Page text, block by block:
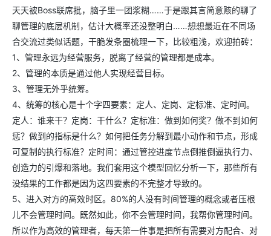
天天被Boss联席批，脑子里一团浆糊……于是跟其言简意赅的聊了
聊管理的底层机制，估计大概率还没整明白……想想最近在不同场
合交流过类似话题，干脆发条圈梳理一下，比较粗浅，欢迎拍砖：
1、管理永远为经营服务，脱离了经营的管理都是成本。
2、管理的本质是通过他人实现经营目标。
3、管理无外乎统筹。
4、统筹的核心是十个字四要素：定人、定岗、定标准、定时间。
定人：谁来干？定岗：干什么？定标准：做到如何奖？做不到如何
惩？做到的指标是什么？如何把任务分解到最小动作和节点，形成
可复制的执行标准？定时间：通过管控进度节点倒推倒逼执行力、
创造力的引爆和落地。我们套用这个模型回忆分析一下，那些所有
没结果的工作都是因为这四要素的不完整才导致的。
5、进入对方的高效时区。80%的人没有时间管理的概念或者压根
儿不会管理时间。既然如此，你不会管理时间，我帮你管理时间。
所以作为高效的管理者，每天第一件事是把所有需要对方配合、对